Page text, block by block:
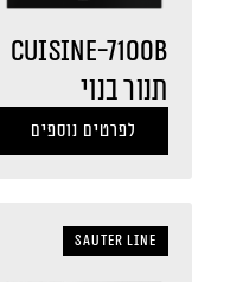
CUISINE-7100B
תנור בנוי
לפרטים נוספים
sauter LINE